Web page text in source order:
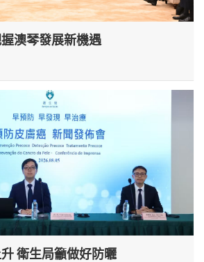
澳琴發展新機遇
衛生局籲做好防曬